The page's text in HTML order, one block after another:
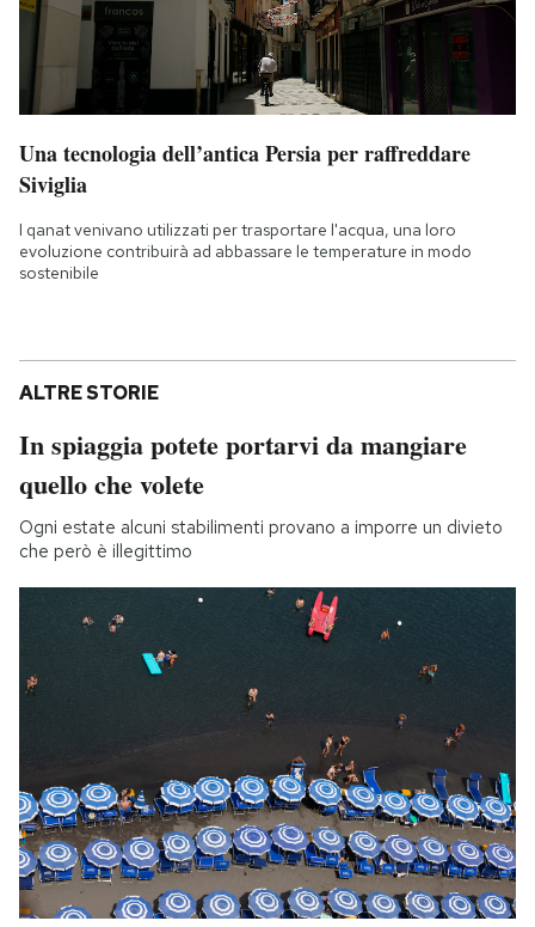
Una tecnologia dell’antica Persia per raffreddare
Siviglia
I qanat venivano utilizzati per trasportare l'acqua, una loro
evoluzione contribuirà ad abbassare le temperature in modo
sostenibile
ALTRE STORIE
In spiaggia potete portarvi da mangiare
quello che volete
Ogni estate alcuni stabilimenti provano a imporre un divieto
che però è illegittimo